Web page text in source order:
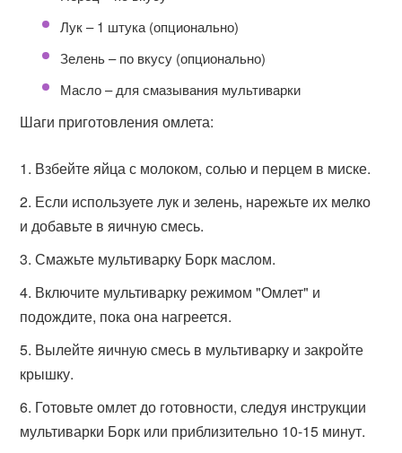
Лук – 1 штука (опционально)
Зелень – по вкусу (опционально)
Масло – для смазывания мультиварки
Шаги приготовления омлета:
Взбейте яйца с молоком, солью и перцем в миске.
Если используете лук и зелень, нарежьте их мелко
и добавьте в яичную смесь.
Смажьте мультиварку Борк маслом.
Включите мультиварку режимом "Омлет" и
подождите, пока она нагреется.
Вылейте яичную смесь в мультиварку и закройте
крышку.
Готовьте омлет до готовности, следуя инструкции
мультиварки Борк или приблизительно 10-15 минут.